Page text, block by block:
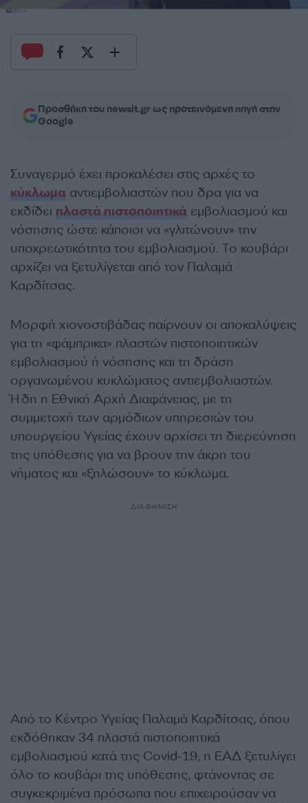
Προσθήκη του newsit.gr ως προτεινόμενη πηγή στην
Google
Συναγερμό έχει προκαλέσει στις αρχές το
κύκλωμα αντιεμβολιαστών που δρα για να
εκδίδει πλαστά πιστοποιητικά εμβολιασμού και
νόσησης ώστε κάποιοι να «γλιτώνουν» την
υποχρεωτικότητα του εμβολιασμού. Το κουβάρι
αρχίζει να ξετυλίγεται από τον Παλαμά
Καρδίτσας.
Μορφή χιονοστιβάδας παίρνουν οι αποκαλύψεις
για τη «φάμπρικα» πλαστών πιστοποιητικών
εμβολιασμού ή νόσησης και τη δράση
οργανωμένου κυκλώματος αντιεμβολιαστών.
Ήδη η Εθνική Αρχή Διαφάνειας, με τη
συμμετοχή των αρμόδιων υπηρεσιών του
υπουργείου Υγείας έχουν αρχίσει τη διερεύνηση
της υπόθεσης για να βρουν την άκρη του
νήματος και «ξηλώσουν» το κύκλωμα.
ΔΙΑΦΗΜΙΣΗ
Από το Κέντρο Υγείας Παλαμά Καρδίτσας, όπου
εκδόθηκαν 34 πλαστά πιστοποιητικά
εμβολιασμού κατά της Covid-19, η ΕΑΔ ξετυλίγει
όλο το κουβάρι της υπόθεσης, φτάνοντας σε
συγκεκριμένα πρόσωπα που επιχειρούσαν να